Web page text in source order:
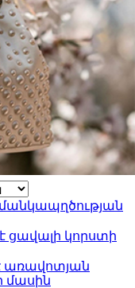
ցավալի կորստի
առավոտյան
մասին